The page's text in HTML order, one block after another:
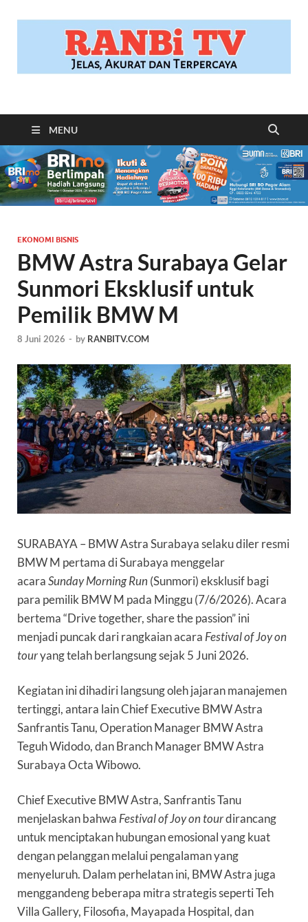
RANBITV.COM
MENU
EKONOMI BISNIS
BMW Astra Surabaya Gelar
Sunmori Eksklusif untuk
Pemilik BMW M
8 Juni 2026 - by RANBITV.COM
SURABAYA – BMW Astra Surabaya selaku diler resmi
BMW M pertama di Surabaya menggelar
acaraSunday Morning Run (Sunmori) eksklusif bagi
para pemilik BMW M pada Minggu (7/6/2026). Acara
bertema “Drive together, share the passion” ini
menjadi puncak dari rangkaian acara Festival of Joy on
touryang telah berlangsung sejak 5 Juni 2026.
Kegiatan ini dihadiri langsung oleh jajaran manajemen
tertinggi, antara lain Chief Executive BMW Astra
Sanfrantis Tanu, Operation Manager BMW Astra
Teguh Widodo, dan Branch Manager BMW Astra
Surabaya Octa Wibowo.
Chief Executive BMW Astra, Sanfrantis Tanu
menjelaskan bahwa Festival of Joy on tourdirancang
untuk menciptakan hubungan emosional yang kuat
dengan pelanggan melalui pengalaman yang
menyeluruh. Dalam perhelatan ini, BMW Astra juga
menggandeng beberapa mitra strategis seperti Teh
Villa Gallery, Filosofia, Mayapada Hospital, dan